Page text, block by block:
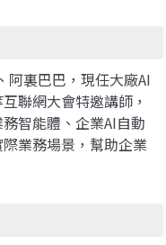
阿裏巴巴，現任大廠AI
聯網大會特邀講師，
智能體、企業AI自動
業務場景，幫助企業